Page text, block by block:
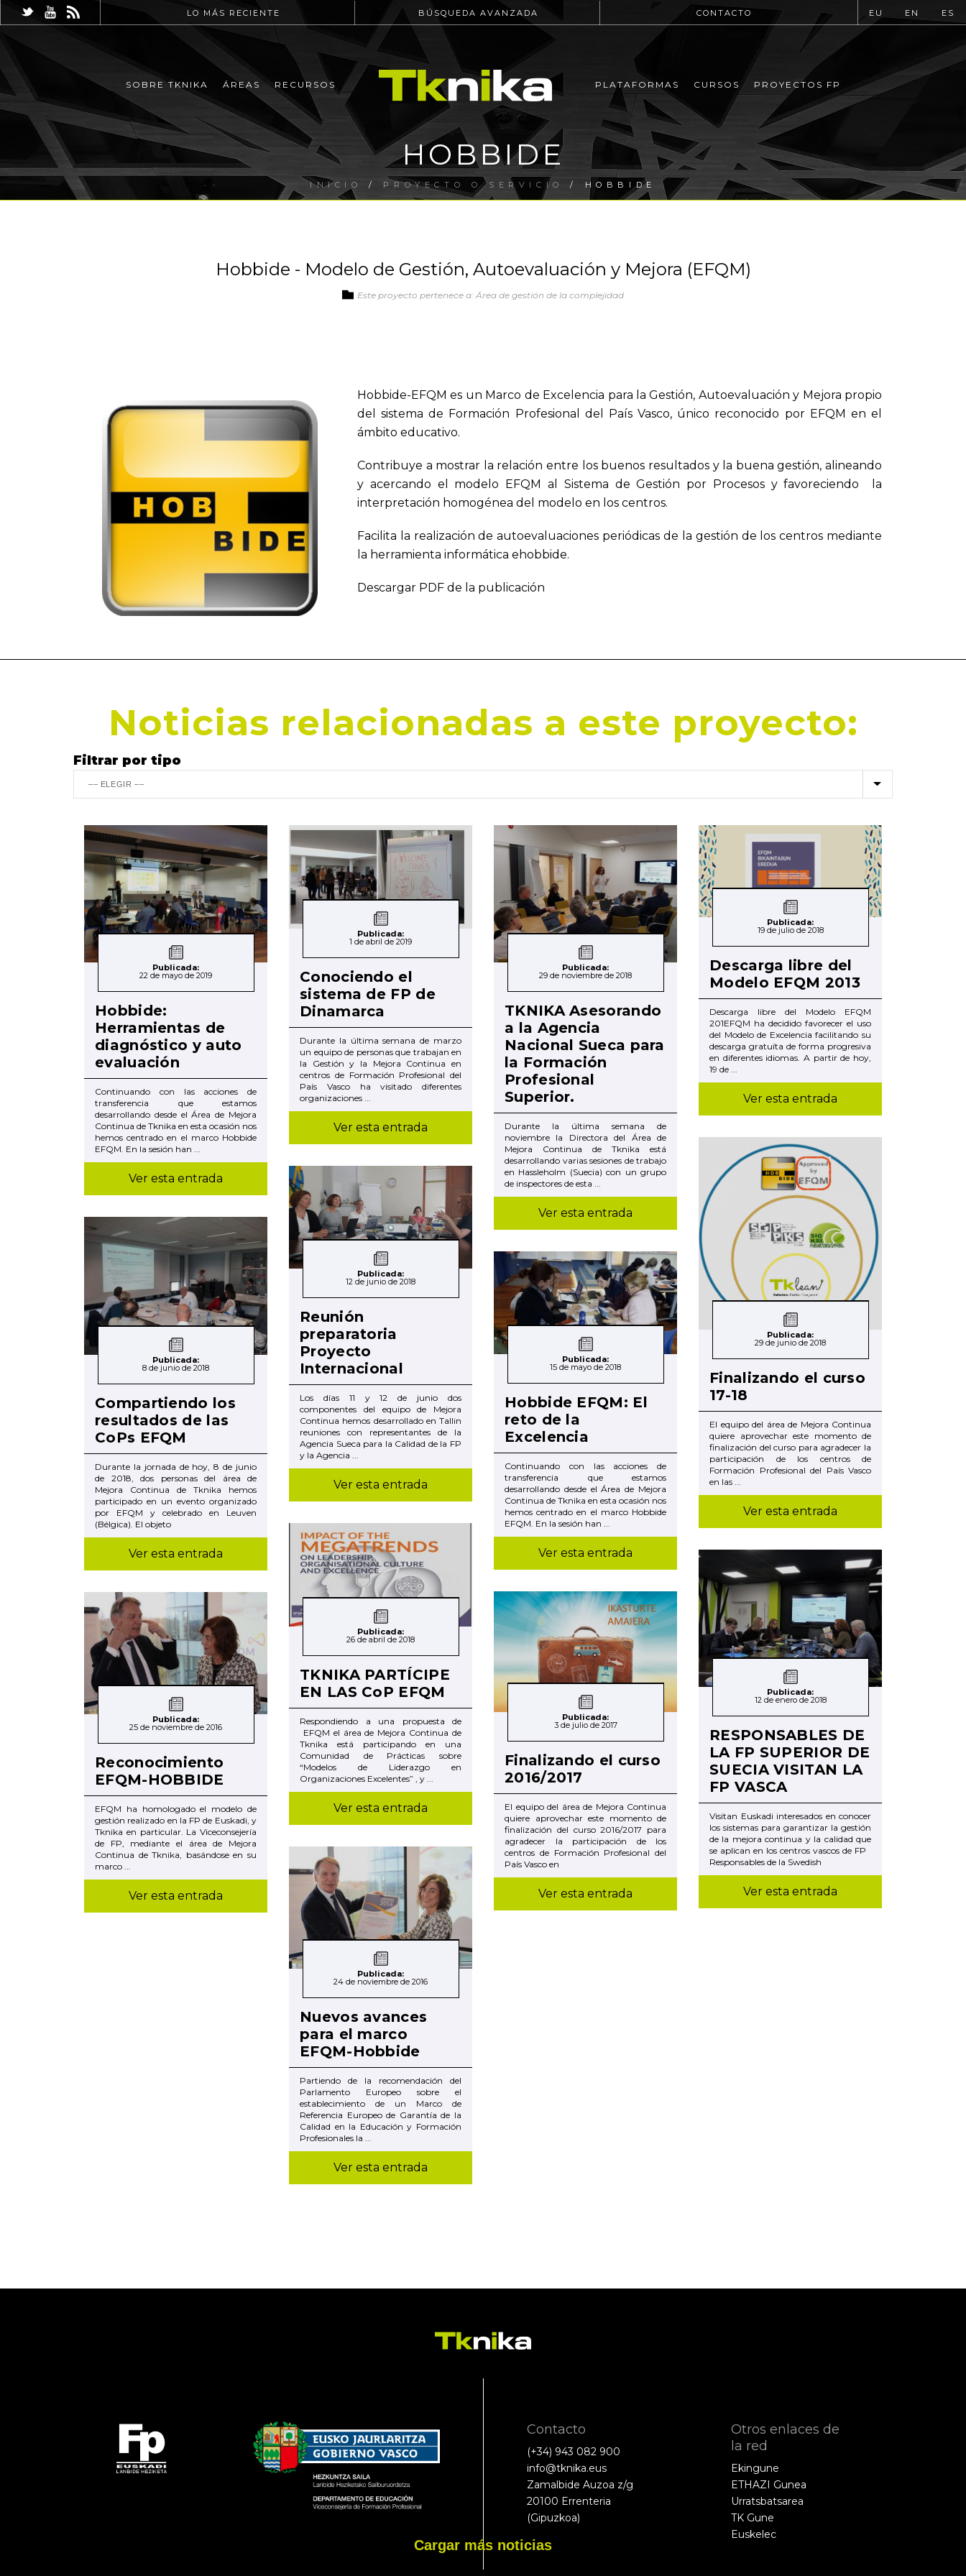
LO MÁS RECIENTE BÚSQUEDA AVANZADA CONTACTO EU EN ES
SOBRE TKNIKA ÁREAS RECURSOS PLATAFORMAS CURSOS PROYECTOS FP
HOBBIDE
INICIO / PROYECTO O SERVICIO / HOBBIDE
Hobbide - Modelo de Gestión, Autoevaluación y Mejora (EFQM)
Este proyecto pertenece a: Área de gestión de la complejidad
Hobbide-EFQM es un Marco de Excelencia para la Gestión, Autoevaluación y Mejora propio
del sistema de Formación Profesional del País Vasco, único reconocido por EFQM en el
ámbito educativo.
Contribuye a mostrar la relación entre los buenos resultados y la buena gestión, alineando
y acercando el modelo EFQM al Sistema de Gestión por Procesos y favoreciendo la
interpretación homogénea del modelo en los centros.
Facilita la realización de autoevaluaciones periódicas de la gestión de los centros mediante
la herramienta informática ehobbide.
Descargar PDF de la publicación
Noticias relacionadas a este proyecto:
Filtrar por tipo
Publicada:
22 de mayo de 2019
Hobbide:
Herramientas de
diagnóstico y auto
evaluación
Continuando con las acciones de
transferencia que estamos
desarrollando desde el Área de Mejora
Continua de Tknika en esta ocasión nos
hemos centrado en el marco Hobbide
EFQM. En la sesión han ...
Ver esta entrada
Publicada:
1 de abril de 2019
Conociendo el
sistema de FP de
Dinamarca
Durante la última semana de marzo
un equipo de personas que trabajan en
la Gestión y la Mejora Continua en
centros de Formación Profesional del
País Vasco ha visitado diferentes
organizaciones ...
Ver esta entrada
Publicada:
29 de noviembre de 2018
TKNIKA Asesorando
a la Agencia
Nacional Sueca para
la Formación
Profesional
Superior.
Durante la última semana de
noviembre la Directora del Área de
Mejora Continua de Tknika está
desarrollando varias sesiones de trabajo
en Hassleholm (Suecia) con un grupo
de inspectores de esta ...
Ver esta entrada
Publicada:
19 de julio de 2018
Descarga libre del
Modelo EFQM 2013
Descarga libre del Modelo EFQM
201EFQM ha decidido favorecer el uso
del Modelo de Excelencia facilitando su
descarga gratuíta de forma progresiva
en diferentes idiomas. A partir de hoy,
19 de ...
Ver esta entrada
Publicada:
29 de junio de 2018
Finalizando el curso
17-18
El equipo del área de Mejora Continua
quiere aprovechar este momento de
finalización del curso para agradecer la
participación de los centros de
Formación Profesional del País Vasco
en las ...
Ver esta entrada
Publicada:
12 de junio de 2018
Reunión
preparatoria
Proyecto
Internacional
Los días 11 y 12 de junio dos
componentes del equipo de Mejora
Continua hemos desarrollado en Tallin
reuniones con representantes de la
Agencia Sueca para la Calidad de la FP
y la Agencia ...
Ver esta entrada
Publicada:
8 de junio de 2018
Compartiendo los
resultados de las
CoPs EFQM
Durante la jornada de hoy, 8 de junio
de 2018, dos personas del área de
Mejora Continua de Tknika hemos
participado en un evento organizado
por EFQM y celebrado en Leuven
(Bélgica). El objeto
Ver esta entrada
Publicada:
15 de mayo de 2018
Hobbide EFQM: El
reto de la
Excelencia
Continuando con las acciones de
transferencia que estamos
desarrollando desde el Área de Mejora
Continua de Tknika en esta ocasión nos
hemos centrado en el marco Hobbide
EFQM. En la sesión han ...
Ver esta entrada
Publicada:
26 de abril de 2018
TKNIKA PARTÍCIPE
EN LAS CoP EFQM
Respondiendo a una propuesta de
EFQM el área de Mejora Continua de
Tknika está participando en una
Comunidad de Prácticas sobre
“Modelos de Liderazgo en
Organizaciones Excelentes” , y ...
Ver esta entrada
Publicada:
12 de enero de 2018
RESPONSABLES DE
LA FP SUPERIOR DE
SUECIA VISITAN LA
FP VASCA
Visitan Euskadi interesados en conocer
los sistemas para garantizar la gestión
de la mejora continua y la calidad que
se aplican en los centros vascos de FP
Responsables de la Swedish
Ver esta entrada
Publicada:
3 de julio de 2017
Finalizando el curso
2016/2017
El equipo del área de Mejora Continua
quiere aprovechar este momento de
finalización del curso 2016/2017 para
agradecer la participación de los
centros de Formación Profesional del
País Vasco en
Ver esta entrada
Publicada:
25 de noviembre de 2016
Reconocimiento
EFQM-HOBBIDE
EFQM ha homologado el modelo de
gestión realizado en la FP de Euskadi, y
Tknika en particular. La Viceconsejería
de FP, mediante el área de Mejora
Continua de Tknika, basándose en su
marco ...
Ver esta entrada
Publicada:
24 de noviembre de 2016
Nuevos avances
para el marco
EFQM-Hobbide
Partiendo de la recomendación del
Parlamento Europeo sobre el
establecimiento de un Marco de
Referencia Europeo de Garantía de la
Calidad en la Educación y Formación
Profesionales la ...
Ver esta entrada
Cargar más noticias
Contacto
(+34) 943 082 900
info@tknika.eus
Zamalbide Auzoa z/g
20100 Errenteria
(Gipuzkoa)
Otros enlaces de
la red
Ekingune
ETHAZI Gunea
Urratsbatsarea
TK Gune
Euskelec